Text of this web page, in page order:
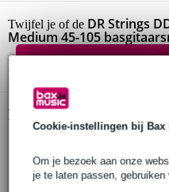
Cookie-instellingen bij Bax
Om je bezoek aan onze
je te laten passen, gebruiken
Twijfel je of de DR Strings
Medium 45-105
Productinformatie
set van 4 snaren
medium